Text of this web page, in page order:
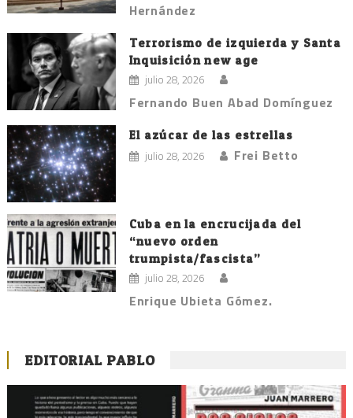
Hernández
Terrorismo de izquierda y Santa
Inquisición new age
julio 28, 2026
Fernando Buen Abad Domínguez
El azúcar de las estrellas
julio 28, 2026 Frei Betto
Cuba en la encrucijada del
“nuevo orden
trumpista/fascista”
julio 28, 2026
Enrique Ubieta Gómez.
EDITORIAL PABLO